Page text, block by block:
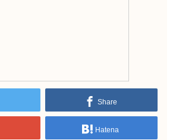
Share
Hatena